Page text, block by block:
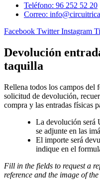
Teléfono: 96 252 52 20
Correo:
Facebook Twitter Instagram
Devolución
taquilla
Rellena todos los campos del
solicitud de devolución,
compra y las entradas físicas
La devolución será
se adjunte en las
El importe será
indique en el
Fill in the fields to request a
reference and the image of